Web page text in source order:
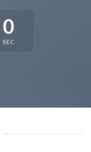
0
SEC